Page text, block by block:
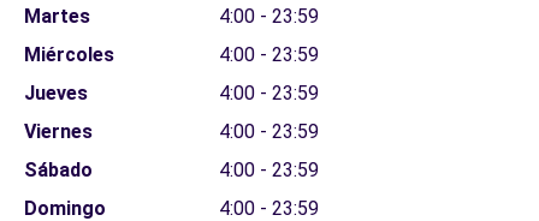
Martes
4:00 - 23:59
Miércoles
4:00 - 23:59
Jueves
4:00 - 23:59
Viernes
4:00 - 23:59
Sábado
4:00 - 23:59
Domingo
4:00 - 23:59